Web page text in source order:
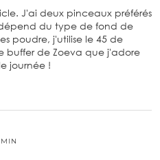
J'ai deux pinceaux préférés
du type de fond de
poudre, j'utilise le 45 de
buffer de Zoeva que j'adore
journée !